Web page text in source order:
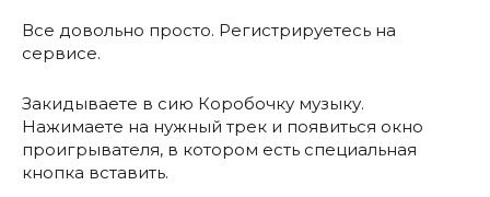
Все довольно просто. Регистрируетесь на
сервисе.
Закидываете в сию Коробочку музыку.
Нажимаете на нужный трек и появиться окно
проигрывателя, в котором есть специальная
кнопка вставить.